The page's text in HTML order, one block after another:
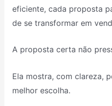
eficiente, cada proposta
de se transformar em
A proposta certa não
Ela mostra, com clareza,
melhor escolha.